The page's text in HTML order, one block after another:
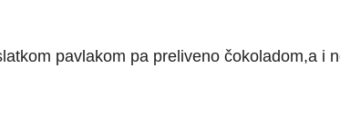
pavlakom pa preliveno čokoladom,a i